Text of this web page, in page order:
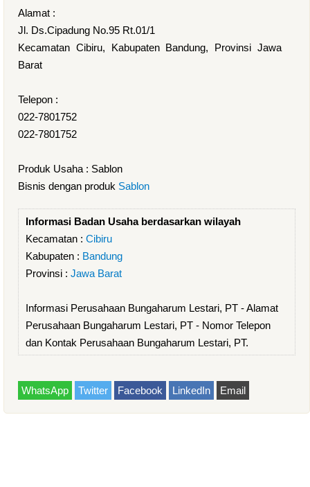
Alamat :
Jl. Ds.Cipadung No.95 Rt.01/1
Kecamatan Cibiru, Kabupaten Bandung, Provinsi Jawa
Barat
Telepon :
022-7801752
022-7801752
Produk Usaha : Sablon
Bisnis dengan produk Sablon
Informasi Badan Usaha berdasarkan wilayah
Kecamatan : Cibiru
Kabupaten : Bandung
Provinsi : Jawa Barat
Informasi Perusahaan Bungaharum Lestari, PT - Alamat
Perusahaan Bungaharum Lestari, PT - Nomor Telepon
dan Kontak Perusahaan Bungaharum Lestari, PT.
WhatsApp Twitter Facebook LinkedIn Email